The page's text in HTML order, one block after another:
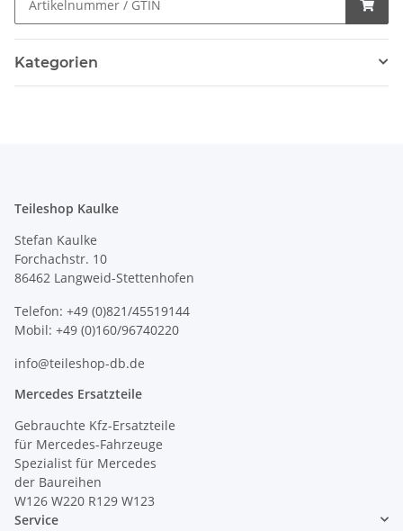
Kategorien
Teileshop Kaulke
Stefan Kaulke
Forchachstr. 10
86462 Langweid-Stettenhofen
Telefon: +49 (0)821/45519144
Mobil: +49 (0)160/96740220
info@teileshop-db.de
Mercedes Ersatzteile
Gebrauchte Kfz-Ersatzteile
für Mercedes-Fahrzeuge
Spezialist für Mercedes
der Baureihen
W126 W220 R129 W123
Service